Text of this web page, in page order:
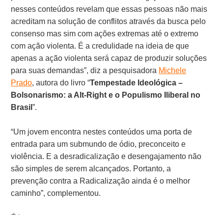
nesses conteúdos revelam que essas pessoas não mais
acreditam na solução de conflitos através da busca pelo
consenso mas sim com ações extremas até o extremo
com ação violenta. É a credulidade na ideia de que
apenas a ação violenta será capaz de produzir soluções
para suas demandas”, diz a pesquisadora Michele
Prado, autora do livro “Tempestade Ideológica –
Bolsonarismo: a Alt-Right e o Populismo Iliberal no
Brasil”.
“Um jovem encontra nestes conteúdos uma porta de
entrada para um submundo de ódio, preconceito e
violência. E a desradicalização e desengajamento não
são simples de serem alcançados. Portanto, a
prevenção contra a Radicalização ainda é o melhor
caminho”, complementou.